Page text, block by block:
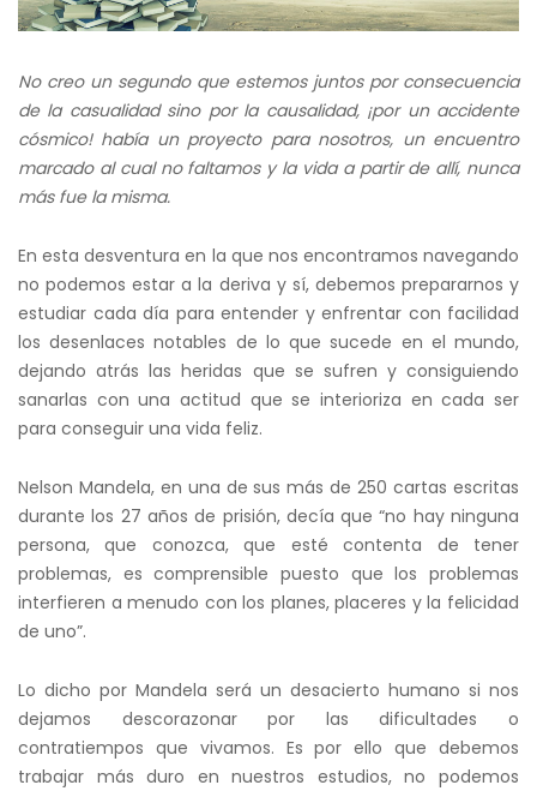
No creo un segundo que estemos juntos por consecuencia
de la casualidad sino por la causalidad, ¡por un accidente
cósmico! había un proyecto para nosotros, un encuentro
marcado al cual no faltamos y la vida a partir de allí, nunca
más fue la misma.
En esta desventura en la que nos encontramos navegando
no podemos estar a la deriva y sí, debemos prepararnos y
estudiar cada día para entender y enfrentar con facilidad
los desenlaces notables de lo que sucede en el mundo,
dejando atrás las heridas que se sufren y consiguiendo
sanarlas con una actitud que se interioriza en cada ser
para conseguir una vida feliz.
Nelson Mandela, en una de sus más de 250 cartas escritas
durante los 27 años de prisión, decía que “no hay ninguna
persona, que conozca, que esté contenta de tener
problemas, es comprensible puesto que los problemas
interfieren a menudo con los planes, placeres y la felicidad
de uno”.
Lo dicho por Mandela será un desacierto humano si nos
dejamos descorazonar por las dificultades o
contratiempos que vivamos. Es por ello que debemos
trabajar más duro en nuestros estudios, no podemos